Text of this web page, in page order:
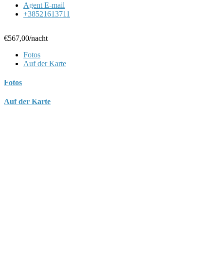
Agent E-mail
+38521613711
€567,00/nacht
Fotos
Auf der Karte
Fotos
Auf der Karte